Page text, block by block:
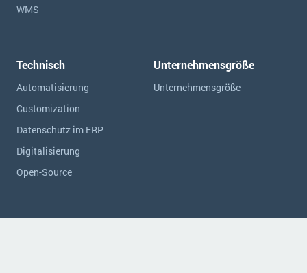
WMS
Technisch
Automatisierung
Customization
Datenschutz im ERP
Digitalisierung
Open-Source
Unternehmensgröße
Unternehmensgröße